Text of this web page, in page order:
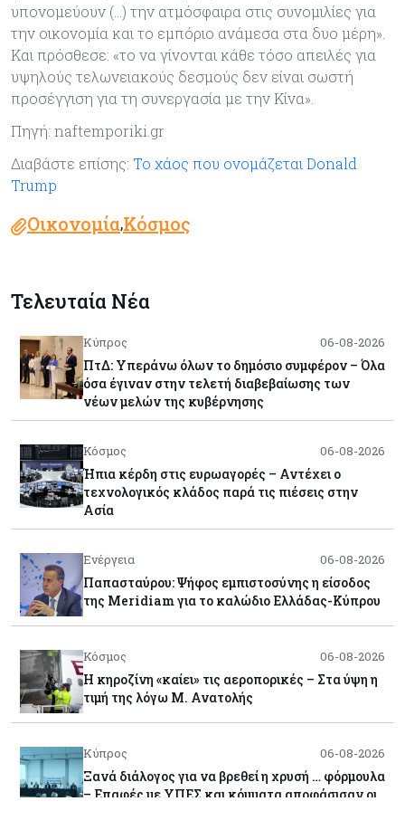
υπονομεύουν (…) την ατμόσφαιρα στις συνομιλίες για
την οικονομία και το εμπόριο ανάμεσα στα δυο μέρη».
Και πρόσθεσε: «το να γίνονται κάθε τόσο απειλές για
υψηλούς τελωνειακούς δεσμούς δεν είναι σωστή
προσέγγιση για τη συνεργασία με την Κίνα».
Πηγή: naftemporiki.gr
Διαβάστε επίσης: Το χάος που ονομάζεται Donald
Trump
Οικονομία,Κόσμος
Τελευταία Νέα
Κύπρος 06-08-2026
ΠτΔ: Υπεράνω όλων το δημόσιο συμφέρον – Όλα
όσα έγιναν στην τελετή διαβεβαίωσης των
νέων μελών της κυβέρνησης
Κόσμος 06-08-2026
Ήπια κέρδη στις ευρωαγορές – Αντέχει ο
τεχνολογικός κλάδος παρά τις πιέσεις στην
Ασία
Ενέργεια 06-08-2026
Παπασταύρου: Ψήφος εμπιστοσύνης η είσοδος
της Meridiam για το καλώδιο Ελλάδας-Κύπρου
Κόσμος 06-08-2026
Η κηροζίνη «καίει» τις αεροπορικές – Στα ύψη η
τιμή της λόγω Μ. Ανατολής
Κύπρος 06-08-2026
Ξανά διάλογος για να βρεθεί η χρυσή … φόρμουλα
– Επαφές με ΥΠΕΣ και κόμματα αποφάσισαν οι